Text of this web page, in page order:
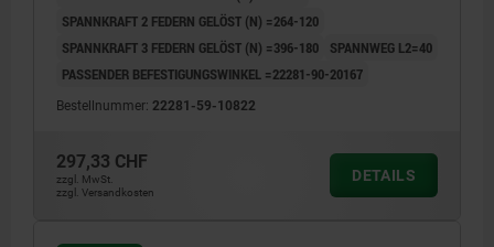
SPANNKRAFT 2 FEDERN GELÖST (N) =264-120
SPANNKRAFT 3 FEDERN GELÖST (N) =396-180
SPANNWEG L2=40
PASSENDER BEFESTIGUNGSWINKEL =22281-90-20167
Bestellnummer: 22281-59-10822
297,33 CHF
zzgl. MwSt.
zzgl. Versandkosten
DETAILS